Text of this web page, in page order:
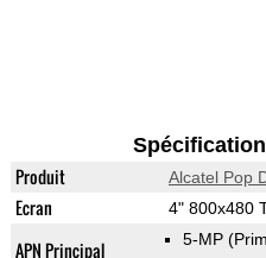
Produit Alcatel Pop
Ecran 4" 800x480
APN Principal 5-MP